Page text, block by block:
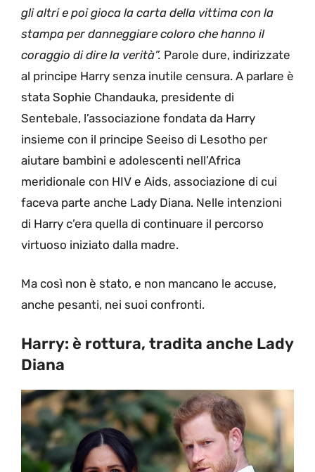
gli altri e poi gioca la carta della vittima con la
stampa per danneggiare coloro che hanno il
coraggio di dire la verità”. Parole dure, indirizzate
al principe Harry senza inutile censura. A parlare è
stata Sophie Chandauka, presidente di
Sentebale, l’associazione fondata da Harry
insieme con il principe Seeiso di Lesotho per
aiutare bambini e adolescenti nell’Africa
meridionale con HIV e Aids, associazione di cui
faceva parte anche Lady Diana. Nelle intenzioni
di Harry c’era quella di continuare il percorso
virtuoso iniziato dalla madre.
Ma così non è stato, e non mancano le accuse,
anche pesanti, nei suoi confronti.
Harry: è rottura, tradita anche Lady
Diana